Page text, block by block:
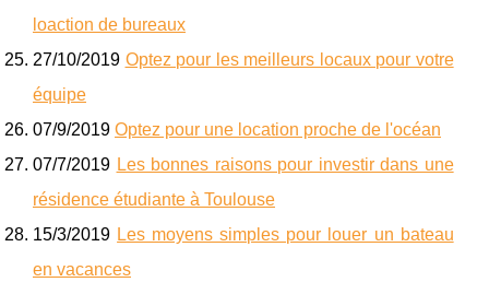
loaction de bureaux
27/10/2019 Optez pour les meilleurs locaux pour votre
équipe
07/9/2019 Optez pour une location proche de l'océan
07/7/2019 Les bonnes raisons pour investir dans une
résidence étudiante à Toulouse
15/3/2019 Les moyens simples pour louer un bateau
en vacances